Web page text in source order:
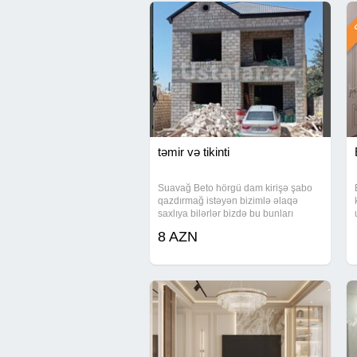
təmir və tikinti
Suavağ Beto hörgü dam kirişə şabo
qazdırmağ istəyən bizimlə əlaqə
saxlıya bilərlər bizdə bu bunları
8 AZN